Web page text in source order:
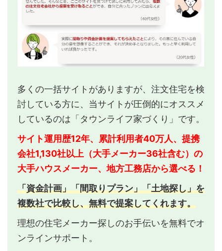
多くの一括サイトがありますが、注文住宅を検
討している方に、当サイトが圧倒的にオススメ
しているのは「タウンライフ家づくり」です。
サイト運用歴12年、累計利用者40万人、提携
会社1,130社以上（大手メーカー36社含む）の
大手ハウスメーカー、地方工務店から選べる！
「資金計画」「間取りプラン」「土地探し」を
複数社で比較し、無料で提案してくれます。
理想の住宅メーカー探しのお手伝いを無料でオ
ンラインサポート。